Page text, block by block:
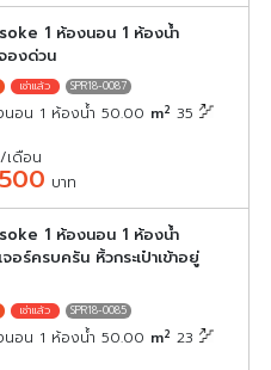
1 ห้องนอน 1 ห้องน้ำ
องด่วน
SPR18-0087
นอน 1 ห้องน้ำ 50.00 m2 35
/เดือน
บาท
1 ห้องนอน 1 ห้องน้ำ
ร์ครบครัน หิ้วกระเป๋าเข้าอยู่
SPR18-0085
นอน 1 ห้องน้ำ 50.00 m2 23